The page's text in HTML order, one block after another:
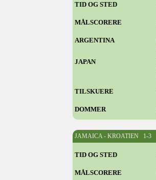
TID OG STED
MÅLSCORERE
ARGENTINA
JAPAN
TILSKUERE
DOMMER
JAMAICA - KROATIEN 1-3
TID OG STED
MÅLSCORERE